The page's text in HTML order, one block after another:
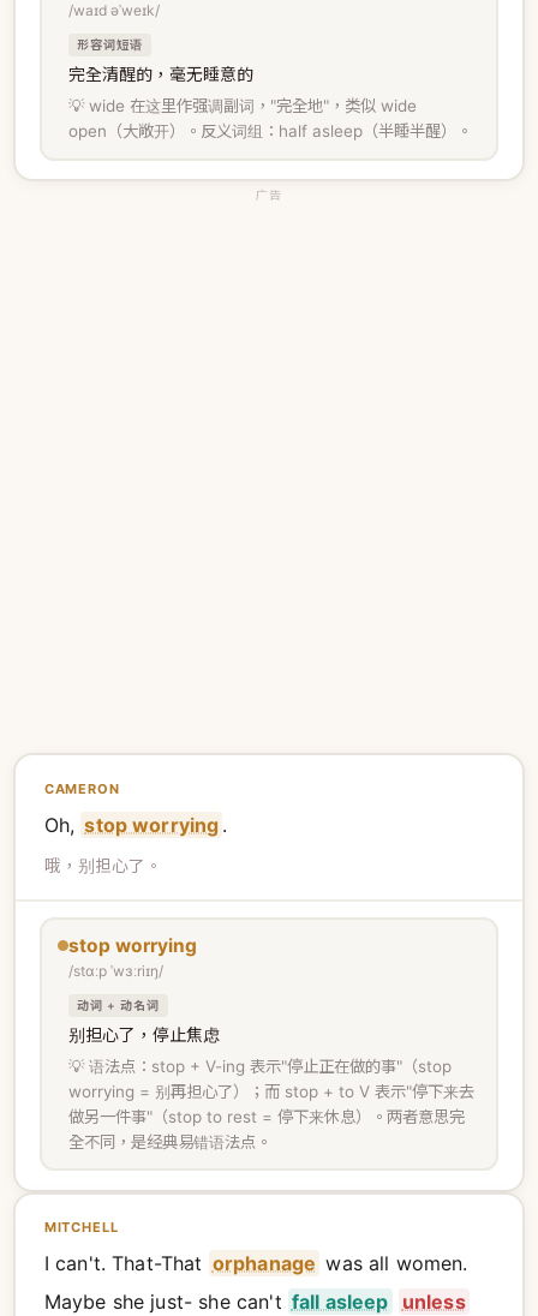
/waɪd əˈweɪk/
形容词短语
完全清醒的，毫无睡意的
💡 wide 在这里作强调副词，"完全地"，类似 wide
open（大敞开）。反义词组：half asleep（半睡半醒）。
广告
CAMERON
Oh, stop worrying .
哦，别担心了。
stop worrying
/stɑːp ˈwɜːriɪŋ/
动词 + 动名词
别担心了，停止焦虑
💡 语法点：stop + V-ing 表示"停止正在做的事"（stop
worrying = 别再担心了）；而 stop + to V 表示"停下来去
做另一件事"（stop to rest = 停下来休息）。两者意思完
全不同，是经典易错语法点。
MITCHELL
I can't. That-That orphanage was all women.
Maybe she just- she can't fall asleep
unless